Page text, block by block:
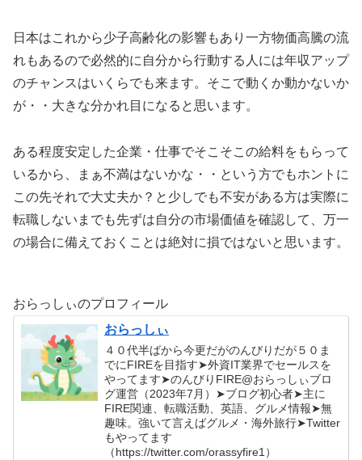
日本はこれから少子高齢化の影響もあり一方物価高騰の流
れもあるので必然的に自分から行動する人には年収アップ
のチャンスはいくらでも来ます。そこで動くか動かないか
が・・大きな分かれ目になると思います。
ある程度安定した企業・仕事でそこそこの給料をもらって
いるから、まぁ不満はないかな・・という方でもホントに
この先それで大丈夫か？と少しでも不安がある方は実際に
転職しないまでも先ずは自分の市場価値を確認して、万一
の場合に備えておくことは絶対に損ではないと思います。
おらっしぃのプロフィール
おらっしぃ
４０代半ばから今更だがのんびりだが５０ま
でにFIREを目指す➤外資IT業界でセールスを
やってます➤のんびりFIRE@おらっしぃブロ
グ運営（2023年7月）➤ブログ初心者➤主に
FIRE関連、転職活動、英語、グルメ情報➤無
趣味。強いて言えばグルメ・海外旅行➤Twitter
もやってます
（https://twitter.com/orassyfire1）